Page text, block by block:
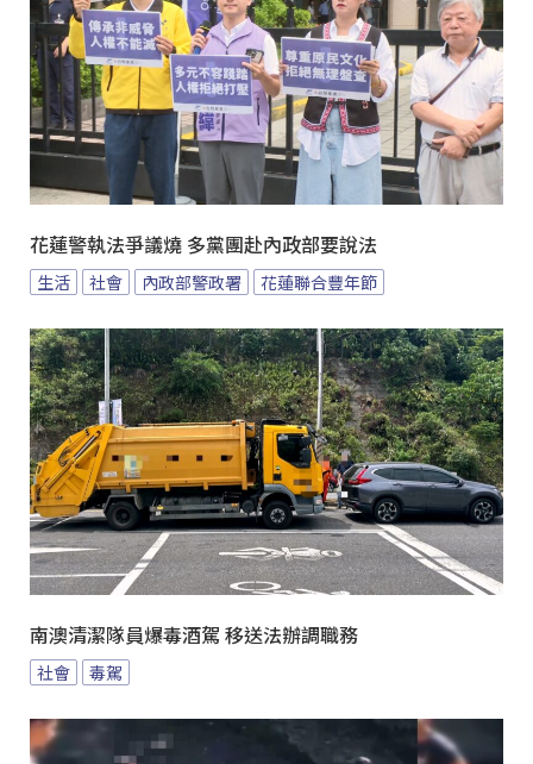
花蓮警執法爭議燒 多黨團赴內政部要說法
生活 社會 內政部警政署 花蓮聯合豐年節
南澳清潔隊員爆毒酒駕 移送法辦調職務
社會 毒駕